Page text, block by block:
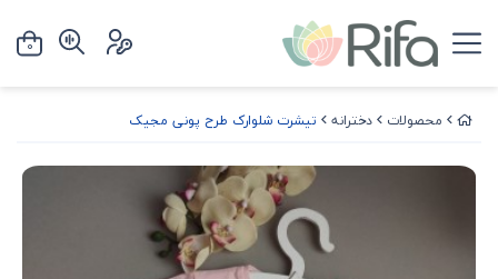
محصولات دخترانه تیشرت شلوارک طرح پونی مجیک
0